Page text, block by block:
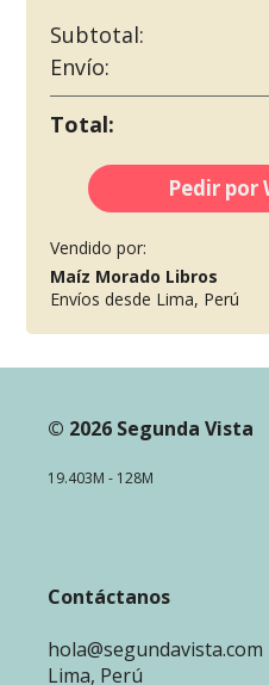
Subtotal:
Envío:
Total:
Pedir por
Vendido por:
Maíz Morado Libros
Envíos desde Lima, Perú
© 2026 Segunda Vista
19.403M - 128M
Contáctanos
hola@segundavista.com
Lima, Perú